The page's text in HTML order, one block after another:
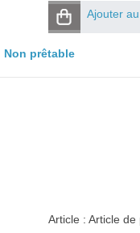
Ajouter
Non prêtable
Article : Article de